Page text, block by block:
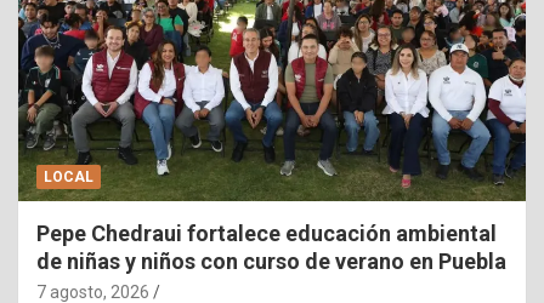
LOCAL
Pepe Chedraui fortalece educación ambiental
de niñas y niños con curso de verano en Puebla
7 agosto, 2026